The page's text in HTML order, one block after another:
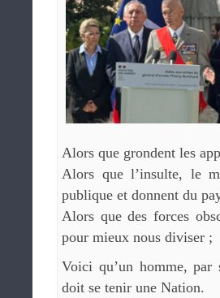
Alors que grondent les
Alors que l’insulte, le
publique et donnent du
Alors que des forces
pour mieux nous diviser ;
Voici qu’un homme, par
doit se tenir une Nation.